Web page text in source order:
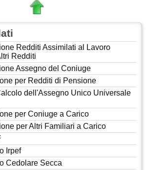
Redditi Assimilati al Lavoro
Redditi
Assegno del Coniuge
per Redditi di Pensione
dell'Assegno Unico Universale
per Coniuge a Carico
per Altri Familiari a Carico
Irpef
Cedolare Secca